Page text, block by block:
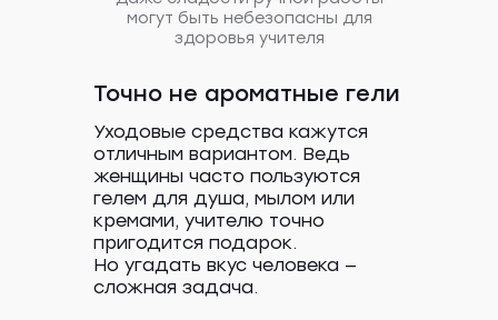
могут быть небезопасны для
здоровья учителя
Точно не ароматные гели
Уходовые средства кажутся
отличным вариантом. Ведь
женщины часто пользуются
гелем для душа, мылом или
кремами, учителю точно
пригодится подарок.
Но угадать вкус человека —
сложная задача.